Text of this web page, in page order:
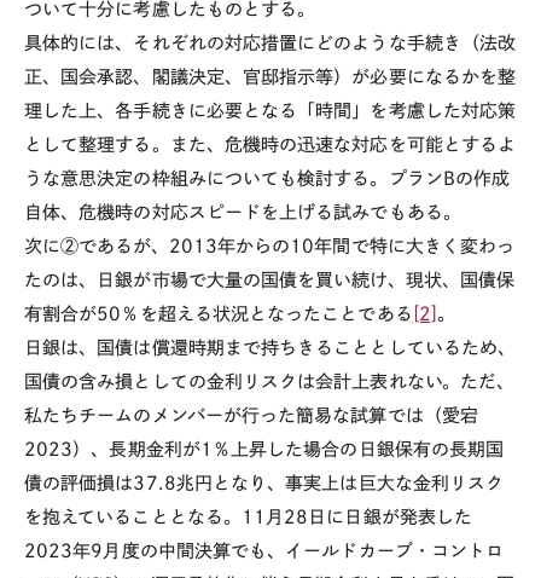
ついて十分に考慮したものとする。
具体的には、それぞれの対応措置にどのような手続き（法改
正、国会承認、閣議決定、官邸指示等）が必要になるかを整
理した上、各手続きに必要となる「時間」を考慮した対応策
として整理する。また、危機時の迅速な対応を可能とするよ
うな意思決定の枠組みについても検討する。プラン Bの作成
自体、危機時の対応スピードを上げる試みでもある。
次に②であるが、 2013年からの 10年間で特に大きく変わっ
たのは、日銀が市場で大量の国債を買い続け、現状、国債保
有割合が50 ％を超える状況となったことである [2] 。
日銀は、国債は償還時期まで持ちきることとしているため、
国債の含み損としての金利リスクは会計上表れない。ただ、
私たちチームのメンバーが行った簡易な試算では（愛宕
2023 ）、長期金利が1 ％上昇した場合の日銀保有の長期国
債の評価損は37.8兆円となり、事実上は巨大な金利リスク
を抱えていることとなる。
11 月 28 日に日銀が発表した
2023年9 月度の中間決算でも、イールドカーブ・コントロ